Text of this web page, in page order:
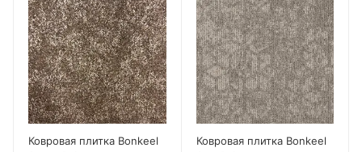
Ковровая плитка Bonkeel
Ковровая плитка Bonkeel